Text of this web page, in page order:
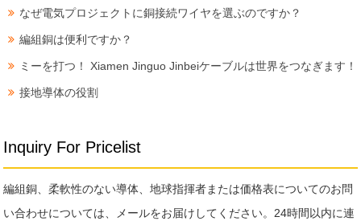
なぜ電気プロジェクトに銅接続ワイヤを選ぶのですか？
編組銅は便利ですか？
ミーを打つ！ Xiamen Jinguo Jinbeiケーブルは世界をつなぎます！
接地導体の役割
Inquiry For Pricelist
編組銅、柔軟性のない導体、地球指揮者または価格表についてのお問
い合わせについては、メールをお届けしてください。24時間以内に連